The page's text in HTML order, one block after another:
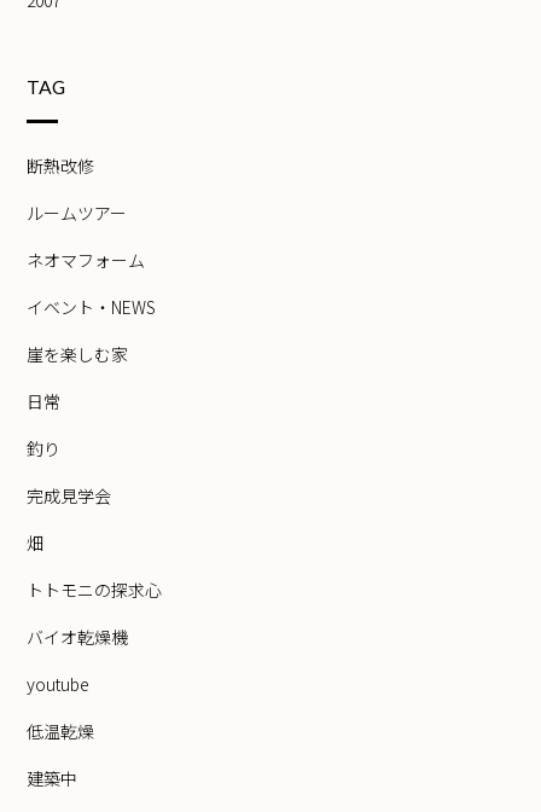
TAG
断熱改修
ルームツアー
ネオマフォーム
イベント・NEWS
崖を楽しむ家
日常
釣り
完成見学会
畑
トトモニの探求心
バイオ乾燥機
youtube
低温乾燥
建築中